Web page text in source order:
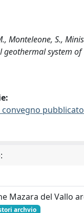
Monteleone, S.,
system of
Mazara del Vallo
archvio